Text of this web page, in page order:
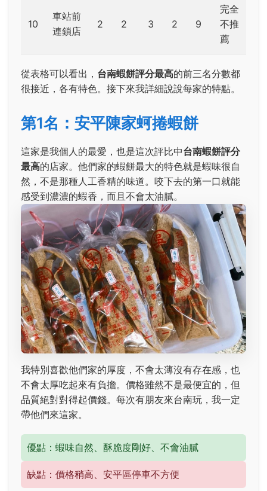
10
車站前
連鎖店
2 2 3 2 9
完全
不推
薦
從表格可以看出， 台南蝦餅評分最高的前三名分數都
很接近，各有特色。接下來我詳細說說每家的特點。
第1名：安平陳家蚵捲蝦餅
這家是我個人的最愛，也是這次評比中台南蝦餅評分
最高的店家。他們家的蝦餅最大的特色就是蝦味很自
然，不是那種人工香精的味道。咬下去的第一口就能
感受到濃濃的蝦香，而且不會太油膩。
我特別喜歡他們家的厚度，不會太薄沒有存在感，也
不會太厚吃起來有負擔。價格雖然不是最便宜的，但
品質絕對對得起價錢。每次有朋友來台南玩，我一定
帶他們來這家。
優點：蝦味自然、酥脆度剛好、不會油膩
缺點：價格稍高、安平區停車不方便